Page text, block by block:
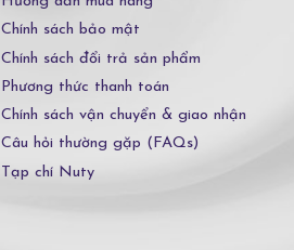
Chính sách bảo mật
Chính sách đổi trả sản phẩm
Phương thức thanh toán
Chính sách vận chuyển & giao nhận
Câu hỏi thường gặp (FAQs)
Tạp chí Nuty